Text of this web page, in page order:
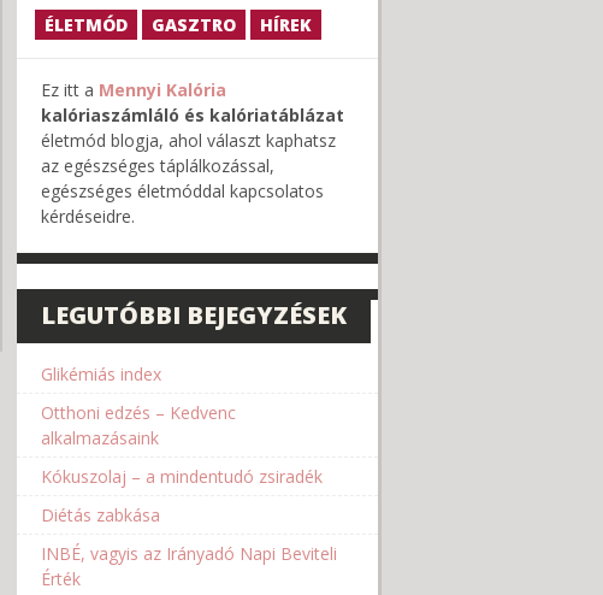
ÉLETMÓD GASZTRO HÍREK
Ez itt a Mennyi Kalória
kalóriaszámláló és kalóriatáblázat
életmód blogja, ahol választ kaphatsz
az egészséges táplálkozással,
egészséges életmóddal kapcsolatos
kérdéseidre.
LEGUTÓBBI BEJEGYZÉSEK
Glikémiás index
Otthoni edzés – Kedvenc
alkalmazásaink
Kókuszolaj – a mindentudó zsiradék
Diétás zabkása
INBÉ, vagyis az Irányadó Napi Beviteli
Érték